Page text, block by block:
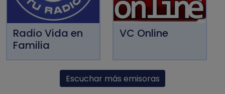
Radio Vida en
Familia
VC Online
Escuchar más emisoras